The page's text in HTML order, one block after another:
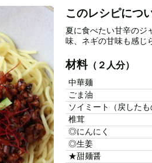
このレシピにつ
夏に食べたい甘辛のジ
味、ネギの甘味も感じ
材料（２人分）
中華麺
ごま油
ソイミート（戻したも
椎茸
◎にんにく
◎生姜
★甜麺醤